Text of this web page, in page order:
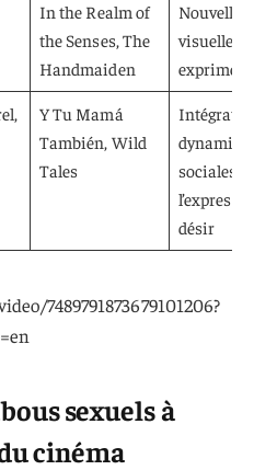
In the Realm of
the Senses, The
Handmaiden
visuelles
exprimer
Y Tu Mamá
También, Wild
Tales
sociales
désir
7489791873679101206?
sexuels à
cinéma